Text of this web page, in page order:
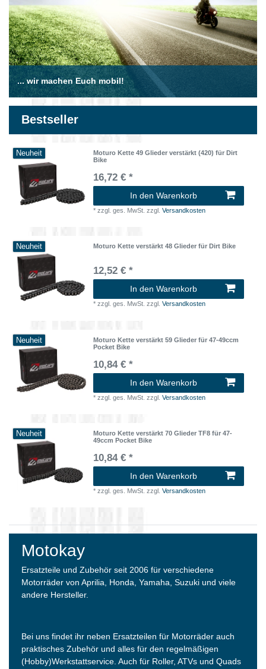
... wir machen Euch mobil!
Bestseller
Neuheit
Moturo Kette 49 Glieder verstärkt (420) für Dirt
Bike
16,72 € *
In den Warenkorb
*zzgl. ges. MwSt. zzgl.Versandkosten
Neuheit Moturo Kette verstärkt 48 Glieder für Dirt Bike
12,52 € *
In den Warenkorb
*zzgl. ges. MwSt. zzgl.Versandkosten
Neuheit
Moturo Kette verstärkt 59 Glieder für 47-49ccm
Pocket Bike
10,84 € *
In den Warenkorb
*zzgl. ges. MwSt. zzgl.Versandkosten
Neuheit
Moturo Kette verstärkt 70 Glieder TF8 für 47-
49ccm Pocket Bike
10,84 € *
In den Warenkorb
*zzgl. ges. MwSt. zzgl.Versandkosten
Motokay
Ersatzteile und Zubehör seit 2006 für verschiedene
Motorräder von Aprilia, Honda, Yamaha, Suzuki und viele
andere Hersteller.
Bei uns findet ihr neben Ersatzteilen für Motorräder auch
praktisches Zubehör und alles für den regelmäßigen
(Hobby)Werkstattservice. Auch für Roller, ATVs und Quads